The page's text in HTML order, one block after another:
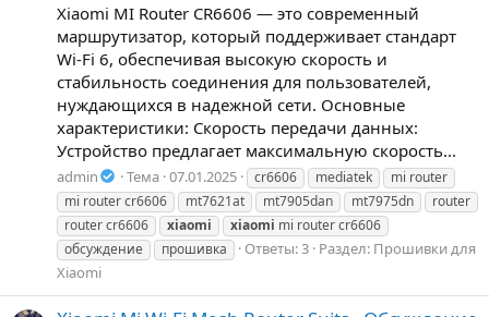
Xiaomi MI Router CR6606 — это современный
маршрутизатор, который поддерживает стандарт
Wi-Fi 6, обеспечивая высокую скорость и
стабильность соединения для пользователей,
нуждающихся в надежной сети. Основные
характеристики: Скорость передачи данных:
Устройство предлагает максимальную скорость...
admin Тема 07.01.2025 cr6606 mediatek
mi router
mi router cr6606
mt7621at mt7905dan mt7975dn
router
router cr6606
xiaomi xiaomi mi router cr6606
обсуждение
прошивка Ответы: 3 Раздел: Прошивки для
Xiaomi